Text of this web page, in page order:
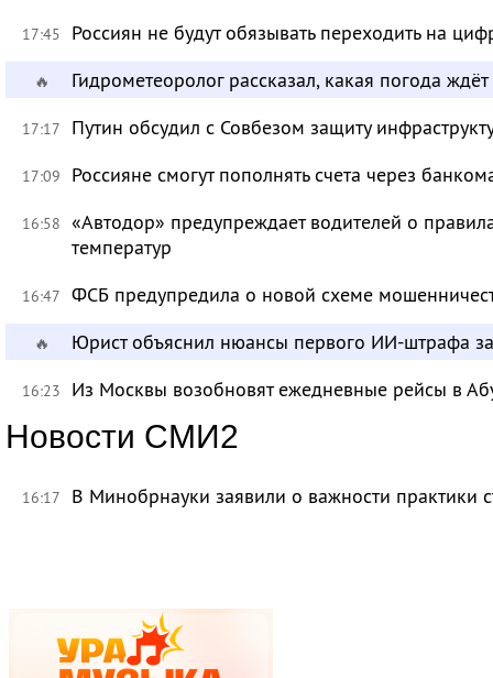
17:45 Россиян не будут обязывать переходить на
🔥 Гидрометеоролог рассказал, какая погода
17:17 Путин обсудил с Совбезом защиту
17:09 Россияне смогут пополнять счета через
16:58 «Автодор» предупреждает водителей о
температур
16:47 ФСБ предупредила о новой схеме
🔥 Юрист объяснил нюансы первого ИИ-штрафа
16:23 Из Москвы возобновят ежедневные рейсы в
Новости СМИ2
16:17 В Минобрнауки заявили о важности практики